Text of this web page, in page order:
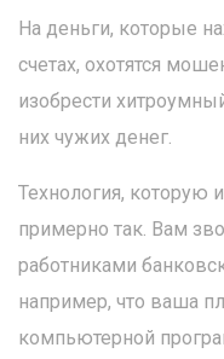
На деньги, которые
счетах, охотятся
изобрести
них чужих денег.
Технология, которую
примерно так. Вам
работниками
например, что ваша
компьютерной